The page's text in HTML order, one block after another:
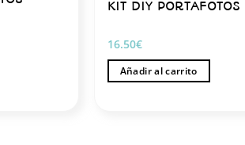
KIT DIY
16.50€
Añadir al carrito